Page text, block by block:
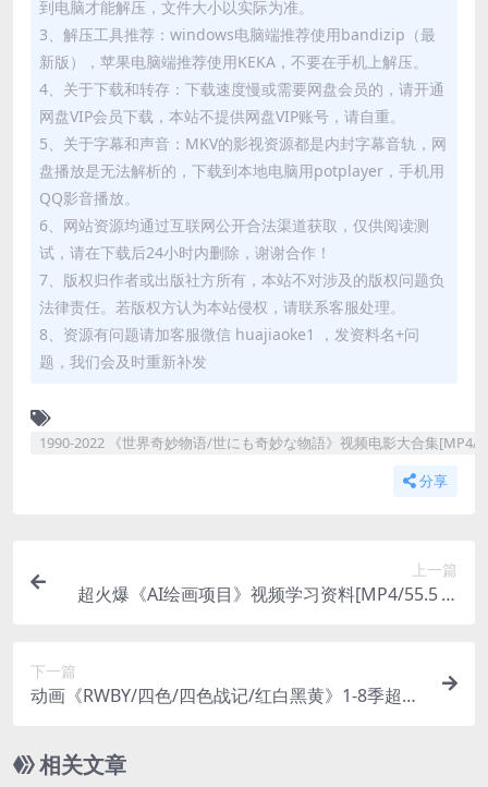
到电脑才能解压，文件大小以实际为准。
3、解压工具推荐：windows电脑端推荐使用bandizip（最
新版），苹果电脑端推荐使用KEKA，不要在手机上解压。
4、关于下载和转存：下载速度慢或需要网盘会员的，请开通
网盘VIP会员下载，本站不提供网盘VIP账号，请自重。
5、关于字幕和声音：MKV的影视资源都是内封字幕音轨，网
盘播放是无法解析的，下载到本地电脑用potplayer，手机用
QQ影音播放。
6、网站资源均通过互联网公开合法渠道获取，仅供阅读测
试，请在下载后24小时内删除，谢谢合作！
7、版权归作者或出版社方所有，本站不对涉及的版权问题负
法律责任。若版权方认为本站侵权，请联系客服处理。
8、资源有问题请加客服微信 huajiaoke1 ，发资料名+问
题，我们会及时重新补发
1990-2022 《世界奇妙物语/世にも奇妙な物語》视频电影大合集[MP4/
分享
上一篇
超火爆《AI绘画项目》视频学习资料[MP4/55.5 M
下一篇
动画《RWBY/四色/四色战记/红白黑黄》1-8季超高
相关文章